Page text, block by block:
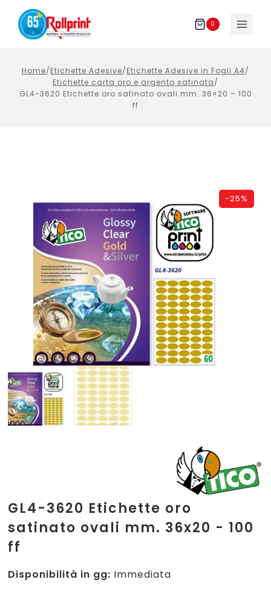
Salta
contenuto
0
Home/Etichette Adesive/Etichette Adesive in Fogli A4/
Etichette carta oro e argento satinata/
GL4-3620 Etichette oro satinato ovali mm. 36×20 – 100
ff
-25%
GL4-3620 Etichette oro
satinato ovali mm. 36x20 - 100
ff
Disponibilità in gg: Immediata